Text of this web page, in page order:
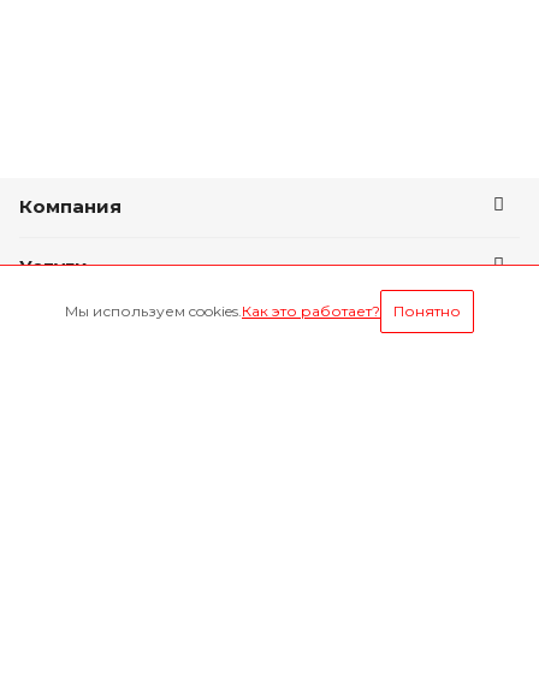
Компания
Услуги
Условия оплаты
Мы используем cookies.Как это работает? Понятно